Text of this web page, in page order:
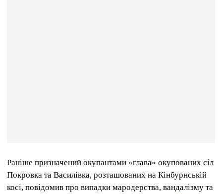
Раніше призначений окупантами «глава» окупованих сіл
Покровка та Василівка, розташованих на Кінбурнській
косі, повідомив про випадки мародерства, вандалізму та